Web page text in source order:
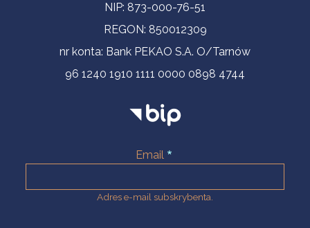
NIP: 873-000-76-51
REGON: 850012309
nr konta: Bank PEKAO S.A. O/Tarnów
96 1240 1910 1111 0000 0898 4744
Email
Adres e-mail subskrybenta.